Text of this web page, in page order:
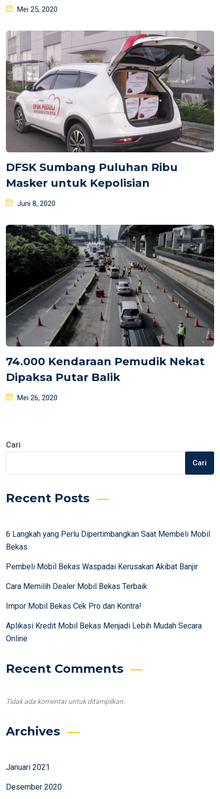
Posted
Mei 25, 2020
DFSK Sumbang Puluhan Ribu
Masker untuk Kepolisian
Posted
Juni 8, 2020
74.000 Kendaraan Pemudik Nekat
Dipaksa Putar Balik
Posted
Mei 26, 2020
Cari
Cari
Recent Posts
6 Langkah yang Perlu Dipertimbangkan Saat Membeli Mobil
Bekas
Pembeli Mobil Bekas Waspadai Kerusakan Akibat Banjir
Cara Memilih Dealer Mobil Bekas Terbaik
Impor Mobil Bekas Cek Pro dan Kontra!
Aplikasi Kredit Mobil Bekas Menjadi Lebih Mudah Secara
Online
Recent Comments
Tidak ada komentar untuk ditampilkan.
Archives
Januari 2021
Desember 2020